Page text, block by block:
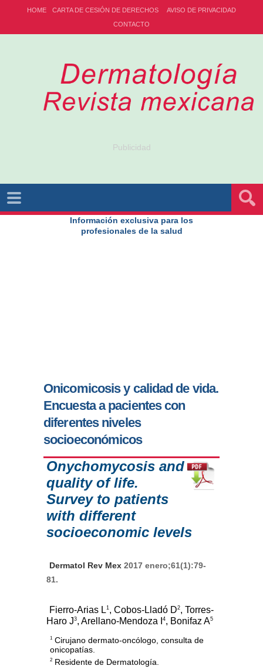
HOME CARTA DE CESIÓN DE DERECHOS
AVISO DE PRIVACIDAD
CONTACTO
Publicidad
Información exclusiva para los
profesionales de la salud
Onicomicosis y calidad de vida.
Encuesta a pacientes con
diferentes niveles
socioeconómicos
Onychomycosis and
quality of life.
Survey to patients
with different
socioeconomic levels
Dermatol Rev Mex 2017 enero;61(1):79-
81.
Fierro-Arias L1 , Cobos-Lladó D2, Torres-
Haro J3, Arellano-Mendoza I 4, Bonifaz A5
1 Cirujano dermato-oncólogo, consulta de
onicopatías.
2 Residente de Dermatología.